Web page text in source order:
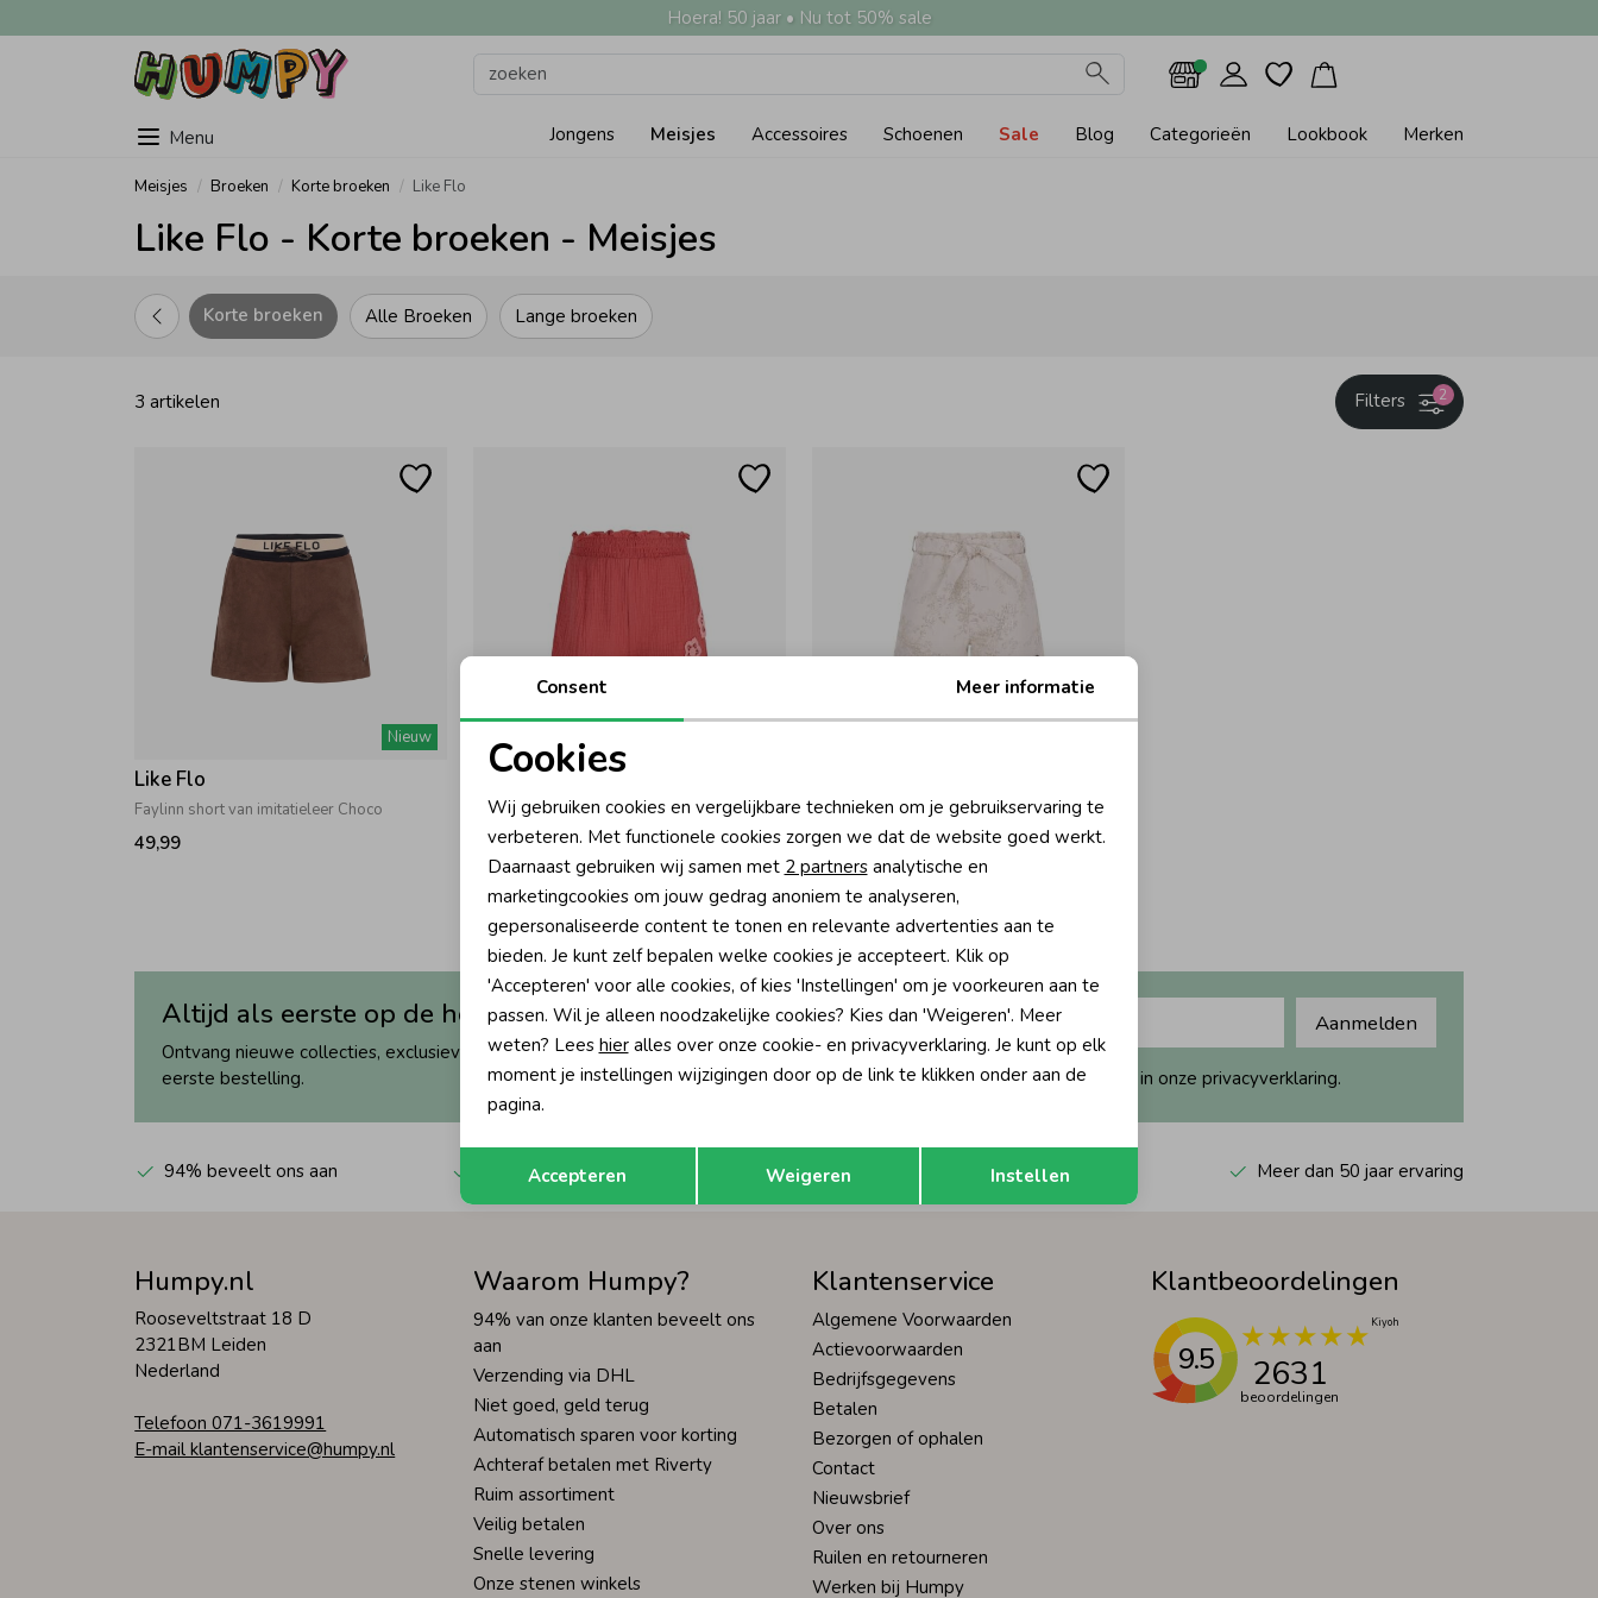
Hoera! 50 jaar • Nu tot 50% sale
Menu Jongens Meisjes Accessoires Schoenen Sale Blog Categorieën Lookbook Merken
Meisjes Broeken Korte broeken Like Flo
Like Flo - Korte broeken - Meisjes
Alle Broeken
Korte broeken Lange broeken
3 artikelen 2
Filters
Nieuw
Like Flo
Faylinn short van imitatieleer Choco
49,99
Like Flo
Fee Korte broek Mousseline 449 Desert stone
22,49 44,99
Fay-Linn Korte broek 556 Soft gold
24,99 49,99
Altijd als eerste op de hoogte?
Ontvang nieuwe collecties, exclusieve acties én direct 10% korting* op je
eerste bestelling.
Aanmelden
Hoe we met je data omgaan? Bekijk dit in onze privacyverklaring.
94% beveelt ons aan Automatisch sparen voor korting Wij scoren een 9,4 op Kiyoh Meer dan 50 jaar ervaring
Humpy.nl
Rooseveltstraat 18 D
2321BM Leiden
Nederland
Telefoon 071-3619991
E-mail klantenservice@humpy.nl
Waarom Humpy?
94% van onze klanten beveelt ons
aan
Verzending via DHL
Niet goed, geld terug
Automatisch sparen voor korting
Achteraf betalen met Riverty
Ruim assortiment
Veilig betalen
Snelle levering
Onze stenen winkels
Klantenservice
Algemene Voorwaarden
Actievoorwaarden
Bedrijfsgegevens
Betalen
Bezorgen of ophalen
Contact
Nieuwsbrief
Over ons
Ruilen en retourneren
Werken bij Humpy
Klantbeoordelingen
9.5 2631
beoordelingen
Noodzakelijke cookies
Analytische cookies Marketing cookies
Terug Opslaan
Consent Meer informatie
Cookies
Wij gebruiken cookies en vergelijkbare technieken om je gebruikservaring te
verbeteren. Met functionele cookies zorgen we dat de website goed werkt.
Daarnaast gebruiken wij samen met 2 partnersanalytische en
marketingcookies om jouw gedrag anoniem te analyseren,
gepersonaliseerde content te tonen en relevante advertenties aan te
bieden. Je kunt zelf bepalen welke cookies je accepteert. Klik op
'Accepteren' voor alle cookies, of kies 'Instellingen' om je voorkeuren aan te
passen. Wil je alleen noodzakelijke cookies? Kies dan 'Weigeren'. Meer
weten? Lees hieralles over onze cookie- en privacyverklaring. Je kunt op elk
moment je instellingen wijzigingen door op de link te klikken onder aan de
pagina.
Accepteren Weigeren Instellen